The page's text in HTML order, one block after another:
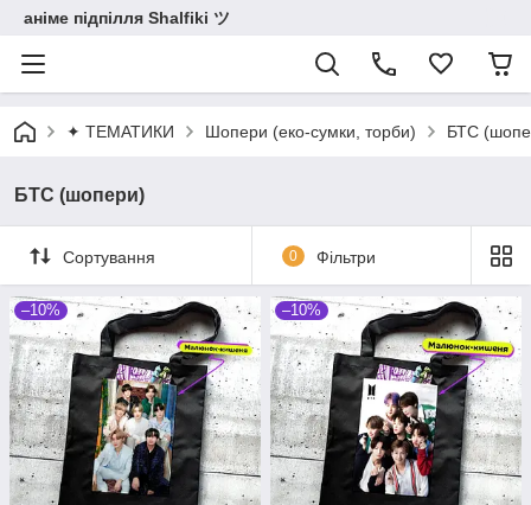
аніме підпілля Shalfiki ツ
✦ ТЕМАТИКИ Шопери (еко-сумки, торби) БТС
БТС (шопери)
Сортування 0 Фільтри
–10% –10%